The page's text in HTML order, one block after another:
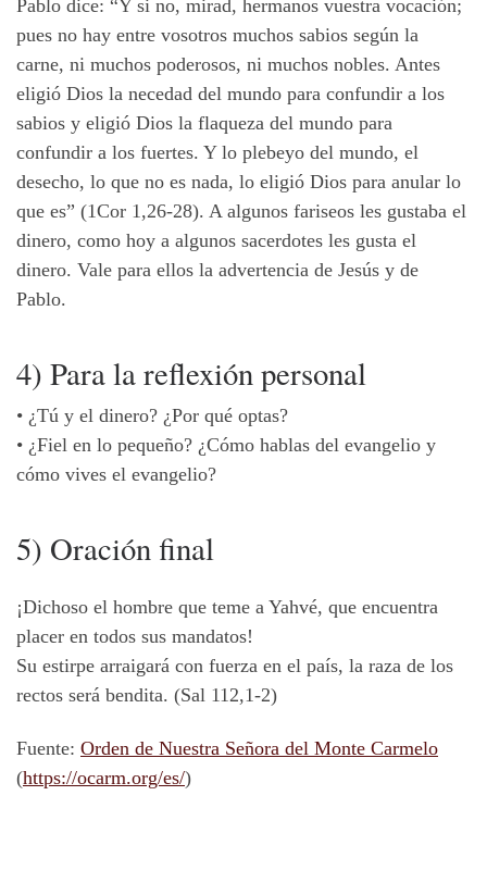
Pablo dice: “Y si no, mirad, hermanos vuestra vocación;
pues no hay entre vosotros muchos sabios según la
carne, ni muchos poderosos, ni muchos nobles. Antes
eligió Dios la necedad del mundo para confundir a los
sabios y eligió Dios la flaqueza del mundo para
confundir a los fuertes. Y lo plebeyo del mundo, el
desecho, lo que no es nada, lo eligió Dios para anular lo
que es” (1Cor 1,26-28). A algunos fariseos les gustaba el
dinero, como hoy a algunos sacerdotes les gusta el
dinero. Vale para ellos la advertencia de Jesús y de
Pablo.
4) Para la reflexión personal
• ¿Tú y el dinero? ¿Por qué optas?
• ¿Fiel en lo pequeño? ¿Cómo hablas del evangelio y
cómo vives el evangelio?
5) Oración final
¡Dichoso el hombre que teme a Yahvé, que encuentra
placer en todos sus mandatos!
Su estirpe arraigará con fuerza en el país, la raza de los
rectos será bendita. (Sal 112,1-2)
Fuente: Orden de Nuestra Señora del Monte Carmelo
(https://ocarm.org/es/)